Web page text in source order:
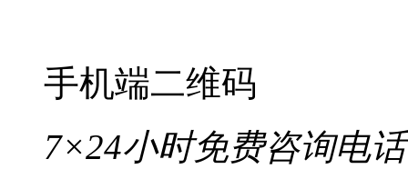
手机端二维码
7×24小时免费咨询电话